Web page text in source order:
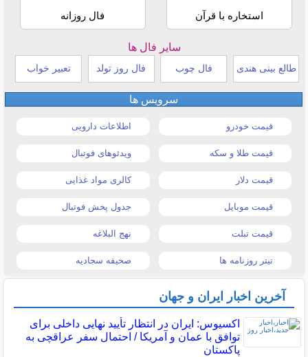
استخاره با قرآن فال روزانه
سایر فال ها
طالع بینی هندی فال چوب فال روز تولد تعبیر خواب
سرویس ها
قیمت خودرو اطلاعات دارویی
قیمت طلا و سکه ویدئوهای فوتبال
قیمت دلار کالری مواد غذایی
قیمت موبایل جدول پخش فوتبال
قیمت تبلت نهج البلاغه
تیتر روزنامه ها صحیفه سجادیه
آخرین اخبار ایران و جهان
اکسیوس: ایران در انتظار تأیید نهایی داخلی برای
توافق با عمان و آمریکا / احتمال سفر عراقچی به
پاکستان